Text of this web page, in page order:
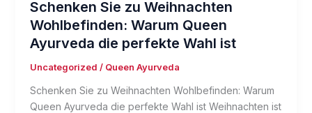
Schenken Sie zu Weihnachten
Wohlbefinden: Warum Queen
Ayurveda die perfekte Wahl ist
Uncategorized / Queen Ayurveda
Schenken Sie zu Weihnachten Wohlbefinden: Warum
Queen Ayurveda die perfekte Wahl ist Weihnachten ist